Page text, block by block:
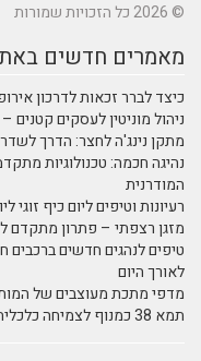
© 2026 כל הזכויות שמורות
מאמרים חדשים
כיצד לברר זכאות לדרכון
ניהול מוניטין לעסקים
מתקן נינג'ה לחצר: הדרך
המודרנית
רעיונות וטיפים ליום כיף
מזגן רצפתי – פתרון מתקדם
טיפים לנהגים חדשים ברכבים
לאורך היום
מדפי מתכת מעוצבים של
תמא 38 כמנוף לצמיחה כלכלית